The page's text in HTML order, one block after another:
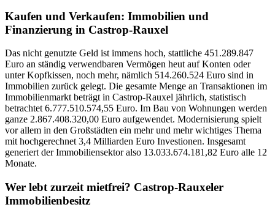
Kaufen und Verkaufen: Immobilien und
Finanzierung in Castrop-Rauxel
Das nicht genutzte Geld ist immens hoch, stattliche 451.289.847
Euro an ständig verwendbaren Vermögen heut auf Konten oder
unter Kopfkissen, noch mehr, nämlich 514.260.524 Euro sind in
Immobilien zurück gelegt. Die gesamte Menge an Transaktionen im
Immobilienmarkt beträgt in Castrop-Rauxel jährlich, statistisch
betrachtet 6.777.510.574,55 Euro. Im Bau von Wohnungen werden
ganze 2.867.408.320,00 Euro aufgewendet. Modernisierung spielt
vor allem in den Großstädten ein mehr und mehr wichtiges Thema
mit hochgerechnet 3,4 Milliarden Euro Investionen. Insgesamt
generiert der Immobiliensektor also 13.033.674.181,82 Euro alle 12
Monate.
Wer lebt zurzeit mietfrei? Castrop-Rauxeler
Immobilienbesitz